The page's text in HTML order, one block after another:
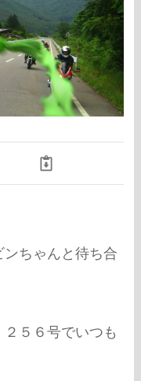
ちゃんと待ち合
５６号でいつも